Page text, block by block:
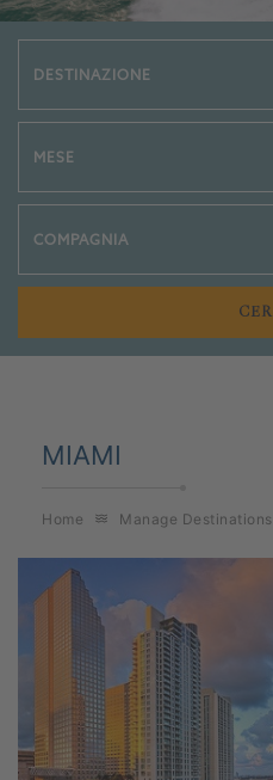
News
MIAMI
Home Manage Destinations